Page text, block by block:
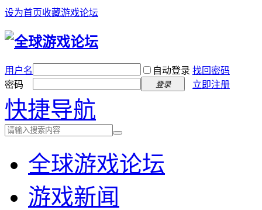
设为首页收藏游戏论坛
用户名 自动登录 找回密码
密码
登录 立即注册
快捷导航
全球游戏论坛
游戏新闻